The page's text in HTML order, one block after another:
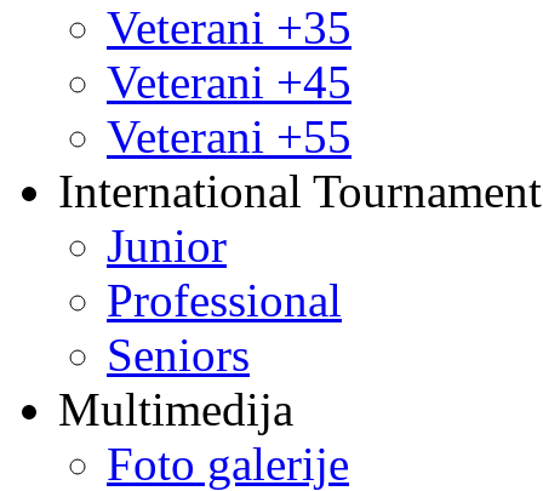
Veterani +35
Veterani +45
Veterani +55
International
Junior
Professional
Seniors
Multimedija
Foto galerije